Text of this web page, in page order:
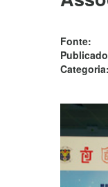
Fonte:
Categoria: